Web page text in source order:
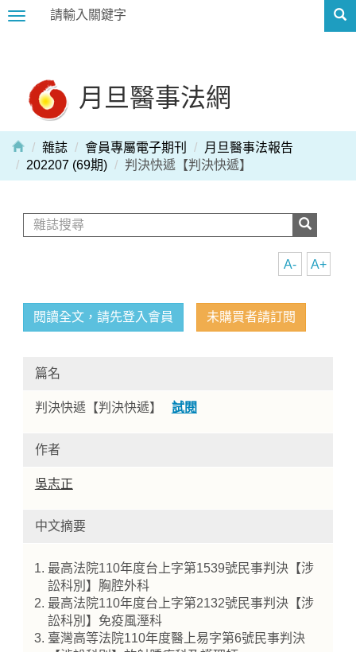
Toggle
月旦醫事法網
Home
雜誌 會員專屬電子期刊
月旦醫事法報告
202207 (69期)
判決快遞【判決快遞】
A+
A-
閱讀全文，請先登入會員 未購買者請訂閱
篇名
判決快遞【判決快遞】 試閱
作者
吳志正
中文摘要
最高法院110年度台上字第1539號民事判決【涉
訟科別】胸腔外科
最高法院110年度台上字第2132號民事判決【涉
訟科別】免疫風溼科
臺灣高等法院110年度醫上易字第6號民事判決